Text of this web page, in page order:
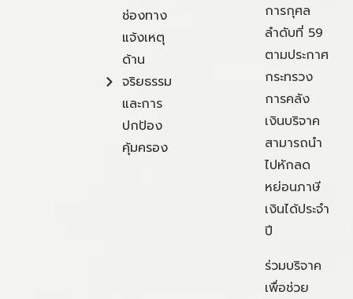
ช่องทาง
แจ้งเหตุ
ด้าน
จริยธรรม
และการ
ปกป้อง
คุ้มครอง
การกุศล
ลำดับที่ 59
ตามประกาศ
กระทรวง
การคลัง
เงินบริจาค
สามารถนำ
ไปหักลด
หย่อนภาษี
เงินได้ประจำ
ปี
ร่วมบริจาค
เพื่อช่วย